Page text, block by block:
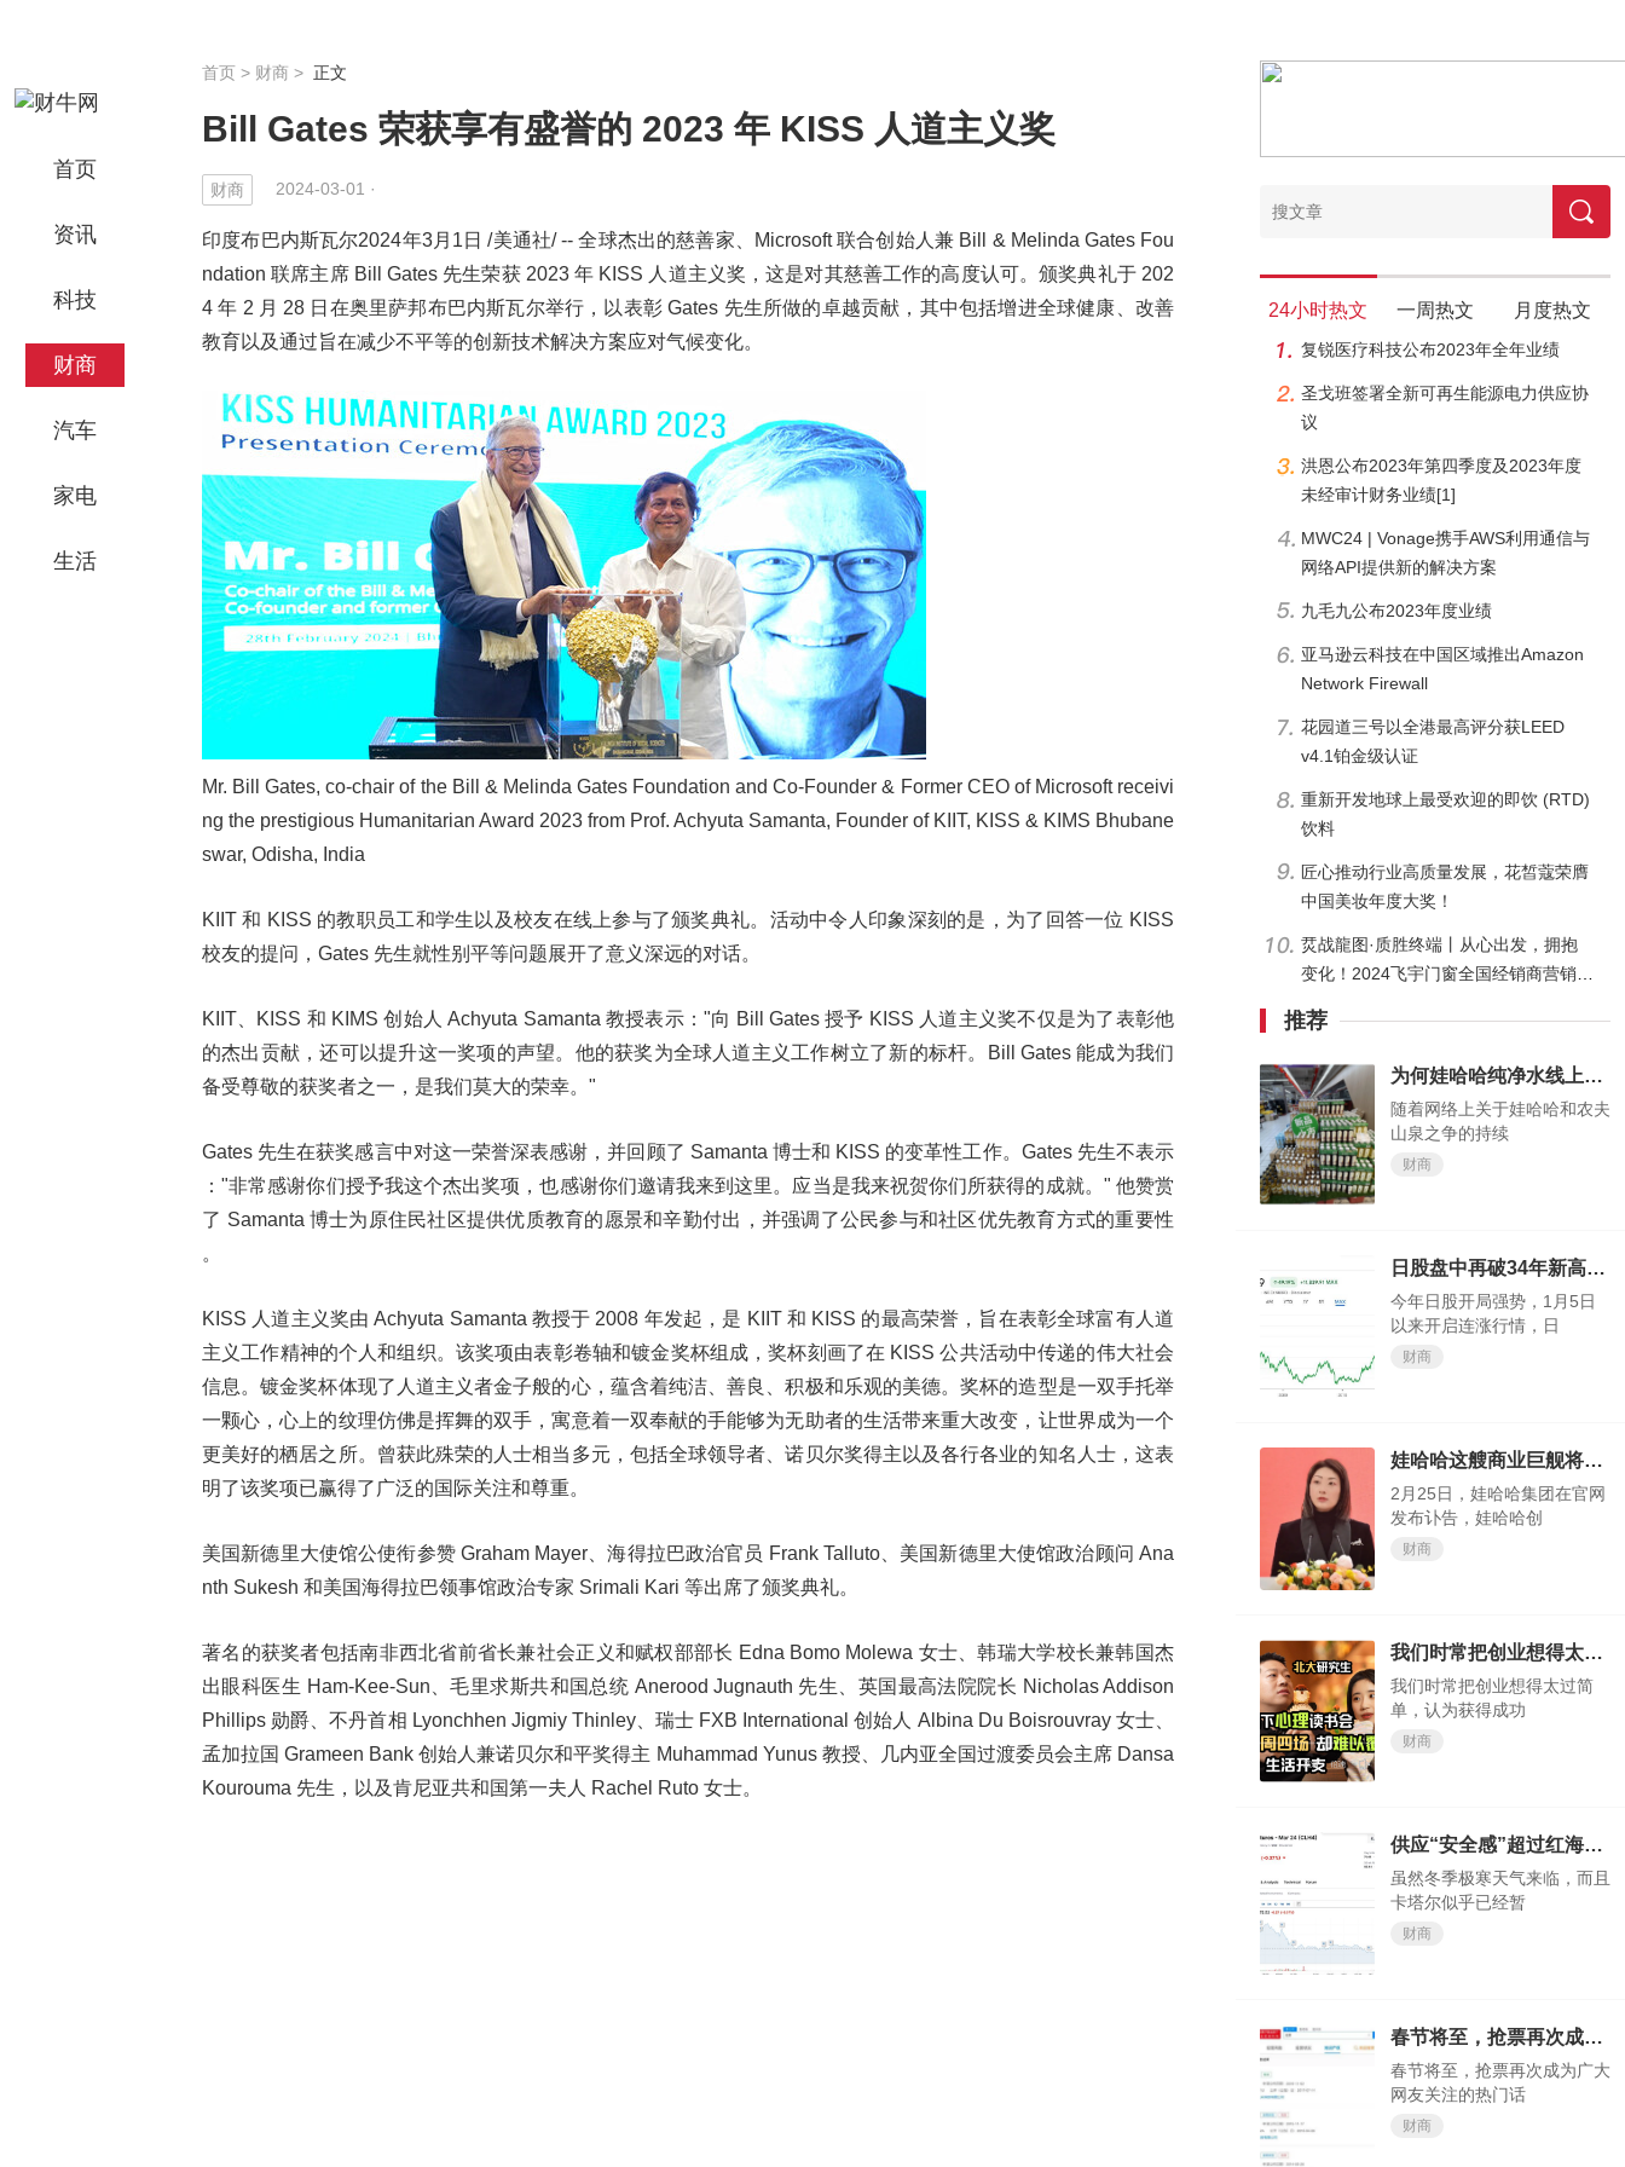
首页
资讯
科技
财商
汽车
家电
生活
首页 > 财商 > 正文
Bill Gates 荣获享有盛誉的 2023 年 KISS 人道主义奖
财商 2024-03-01 ·
印度布巴内斯瓦尔2024年3月1日 /美通社/ -- 全球杰出的慈善家、Microsoft 联合创始人兼 Bill & Melinda Gates Fou
ndation 联席主席 Bill Gates 先生荣获 2023 年 KISS 人道主义奖，这是对其慈善工作的高度认可。颁奖典礼于 202
4 年 2 月 28 日在奥里萨邦布巴内斯瓦尔举行，以表彰 Gates 先生所做的卓越贡献，其中包括增进全球健康、改善
教育以及通过旨在减少不平等的创新技术解决方案应对气候变化。
Mr. Bill Gates, co-chair of the Bill & Melinda Gates Foundation and Co-Founder & Former CEO of Microsoft receivi
ng the prestigious Humanitarian Award 2023 from Prof. Achyuta Samanta, Founder of KIIT, KISS & KIMS Bhubane
swar, Odisha, India
KIIT 和 KISS 的教职员工和学生以及校友在线上参与了颁奖典礼。活动中令人印象深刻的是，为了回答一位 KISS
校友的提问，Gates 先生就性别平等问题展开了意义深远的对话。
KIIT、KISS 和 KIMS 创始人 Achyuta Samanta 教授表示："向 Bill Gates 授予 KISS 人道主义奖不仅是为了表彰他
的杰出贡献，还可以提升这一奖项的声望。他的获奖为全球人道主义工作树立了新的标杆。Bill Gates 能成为我们
备受尊敬的获奖者之一，是我们莫大的荣幸。"
Gates 先生在获奖感言中对这一荣誉深表感谢，并回顾了 Samanta 博士和 KISS 的变革性工作。 Gates 先生不表示
："非常感谢你们授予我这个杰出奖项，也感谢你们邀请我来到这里。应当是我来祝贺你们所获得的成就。 " 他赞赏
了 Samanta 博士为原住民社区提供优质教育的愿景和辛勤付出，并强调了公民参与和社区优先教育方式的重要性
。
KISS 人道主义奖由 Achyuta Samanta 教授于 2008 年发起，是 KIIT 和 KISS 的最高荣誉，旨在表彰全球富有人道
主义工作精神的个人和组织。该奖项由表彰卷轴和镀金奖杯组成，奖杯刻画了在 KISS 公共活动中传递的伟大社会
信息。镀金奖杯体现了人道主义者金子般的心，蕴含着纯洁、善良、积极和乐观的美德。奖杯的造型是一双手托举
一颗心，心上的纹理仿佛是挥舞的双手，寓意着一双奉献的手能够为无助者的生活带来重大改变，让世界成为一个
更美好的栖居之所。曾获此殊荣的人士相当多元，包括全球领导者、诺贝尔奖得主以及各行各业的知名人士，这表
明了该奖项已赢得了广泛的国际关注和尊重。
美国新德里大使馆公使衔参赞 Graham Mayer、海得拉巴政治官员 Frank Talluto、美国新德里大使馆政治顾问 Ana
nth Sukesh 和美国海得拉巴领事馆政治专家 Srimali Kari 等出席了颁奖典礼。
著名的获奖者包括南非西北省前省长兼社会正义和赋权部部长 Edna Bomo Molewa 女士、韩瑞大学校长兼韩国杰
出眼科医生 Ham-Kee-Sun、毛里求斯共和国总统 Anerood Jugnauth 先生、英国最高法院院长 Nicholas Addison
Phillips 勋爵、不丹首相 Lyonchhen Jigmiy Thinley、瑞士 FXB International 创始人 Albina Du Boisrouvray 女士、
孟加拉国 Grameen Bank 创始人兼诺贝尔和平奖得主 Muhammad Yunus 教授、几内亚全国过渡委员会主席 Dansa
Kourouma 先生，以及肯尼亚共和国第一夫人 Rachel Ruto 女士。
24小时热文 一周热文 月度热文
复锐医疗科技公布2023年全年业绩
圣戈班签署全新可再生能源电力供应协
议
洪恩公布2023年第四季度及2023年度
未经审计财务业绩[1]
MWC24 | Vonage携手AWS利用通信与
网络API提供新的解决方案
九毛九公布2023年度业绩
亚马逊云科技在中国区域推出Amazon
Network Firewall
花园道三号以全港最高评分获LEED
v4.1铂金级认证
重新开发地球上最受欢迎的即饮 (RTD)
饮料
匠心推动行业高质量发展，花皙蔻荣膺
中国美妆年度大奖！
烎战龍图·质胜终端丨从心出发，拥抱
变化！2024飞宇门窗全国经销商营销峰
推荐
为何娃哈哈纯净水线上会卖断货？
随着网络上关于娃哈哈和农夫
山泉之争的持续
财商
日股盘中再破34年新高，今年还涨得动吗？
今年日股开局强势，1月5日
以来开启连涨行情，日
财商
娃哈哈这艘商业巨舰将驶向何方，我们试目以待
2月25日，娃哈哈集团在官网
发布讣告，娃哈哈创
财商
我们时常把创业想得太过简单，认为获得成功轻而易举
我们时常把创业想得太过简
单，认为获得成功
财商
供应“安全感”超过红海“危机感”？欧洲天然气价格大跌
虽然冬季极寒天气来临，而且
卡塔尔似乎已经暂
财商
春节将至，抢票再次成为广大网友关注的热门话题
春节将至，抢票再次成为广大
网友关注的热门话
财商